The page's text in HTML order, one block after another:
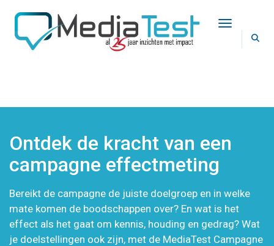
Toggle
Ontdek de kracht van een
campagne effectmeting
Bereikt de campagne de juiste doelgroep en in welke
mate komen de boodschappen over? En wat is het
effect als het gaat om kennis, houding en gedrag? Wat
je doelstellingen ook zijn, met de MediaTest Campagne